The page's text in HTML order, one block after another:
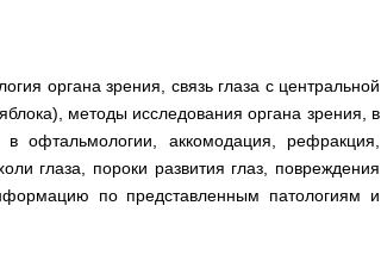
органа зрения, связь глаза с центральной
методы исследования органа зрения, в
в офтальмологии, аккомодация, рефракция,
глаза, пороки развития глаз, повреждения
по представленным патологиям и